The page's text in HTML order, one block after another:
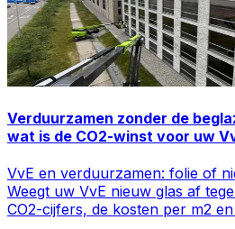
Verduurzamen zonder de
wat is de CO2-winst voor uw
VvE en verduurzamen: folie of
Weegt uw VvE nieuw glas af
CO2-cijfers, de kosten per m2